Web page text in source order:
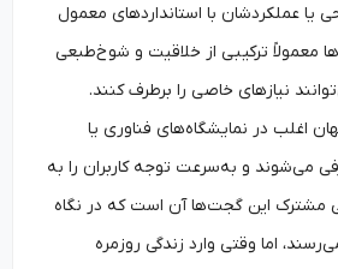
عملکردشان با استانداردهای معمول
ترکیبی از خلاقیت و شوخ‌طبعی
نیازهای خاصی را برطرف کنند.
در نمایشگاه‌های فناوری یا
و به‌سرعت توجه کاربران را به
این گجت‌ها آن است که در نگاه
اما وقتی وارد زندگی روزمره